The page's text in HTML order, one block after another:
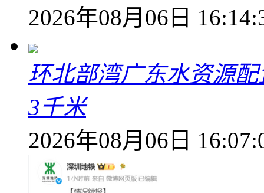
2026年08月06日
环北部湾广东水资源
3千米
2026年08月06日